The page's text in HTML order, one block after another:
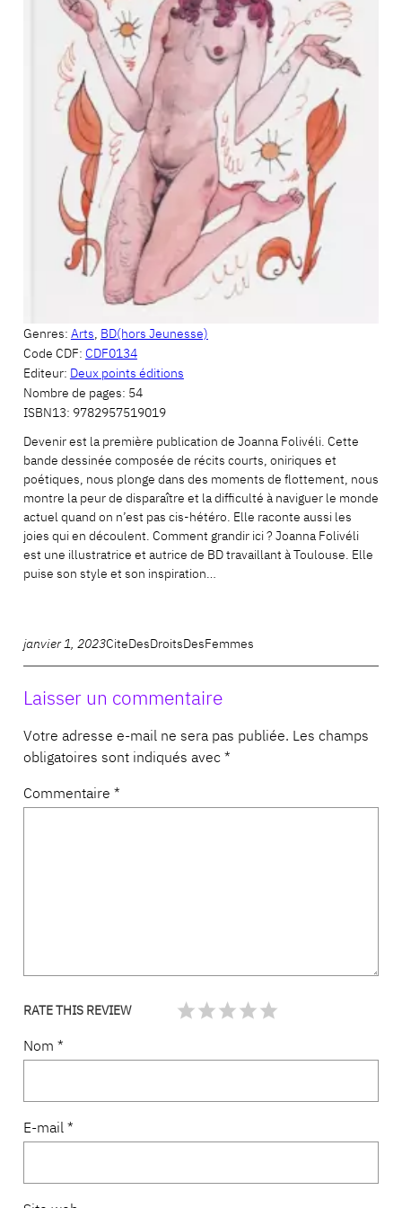
Genres: Arts, BD(hors Jeunesse)
Code CDF: CDF0134
Editeur: Deux points éditions
Nombre de pages: 54
ISBN13: 9782957519019
Devenir est la première publication de Joanna Folivéli. Cette
bande dessinée composée de récits courts, oniriques et
poétiques, nous plonge dans des moments de flottement, nous
montre la peur de disparaître et la difficulté à naviguer le monde
actuel quand on n’est pas cis-hétéro. Elle raconte aussi les
joies qui en découlent. Comment grandir ici ? Joanna Folivéli
est une illustratrice et autrice de BD travaillant à Toulouse. Elle
puise son style et son inspiration…
janvier 1, 2023CiteDesDroitsDesFemmes
Laisser un commentaire
Votre adresse e-mail ne sera pas publiée. Les champs
obligatoires sont indiqués avec *
Commentaire *
RATE THIS REVIEW
Nom *
E-mail *